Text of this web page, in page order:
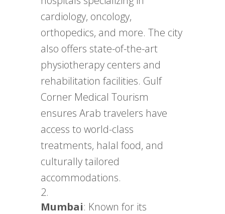
cardiology, oncology,
orthopedics, and more. The city
also offers state-of-the-art
physiotherapy centers and
rehabilitation facilities. Gulf
Corner Medical Tourism
ensures Arab travelers have
access to world-class
treatments, halal food, and
culturally tailored
accommodations.
Mumbai: Known for its